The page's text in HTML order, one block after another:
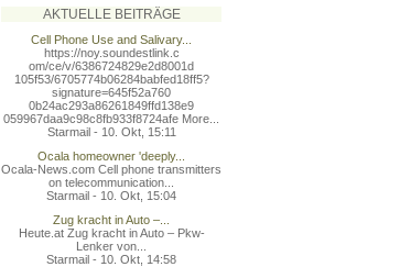
AKTUELLE BEITRÄGE
Cell Phone Use and Salivary...
https://noy.soundestlink.c
om/ce/v/6386724829e2d8001d
105f53/6705774b06284babfed18ff5?
signature=645f52a760
0b24ac293a86261849ffd138e9
059967daa9c98c8fb933f8724afe More...
Starmail - 10. Okt, 15:11
Ocala homeowner 'deeply...
Ocala-News.com Cell phone transmitters
on telecommunication...
Starmail - 10. Okt, 15:04
Zug kracht in Auto –...
Heute.at Zug kracht in Auto – Pkw-
Lenker von...
Starmail - 10. Okt, 14:58